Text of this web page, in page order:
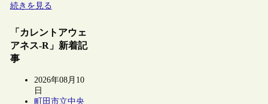
続きを見る
「カレントアウェ
アネス-R」新着記
事
2026年08月10
日
町田市立中央